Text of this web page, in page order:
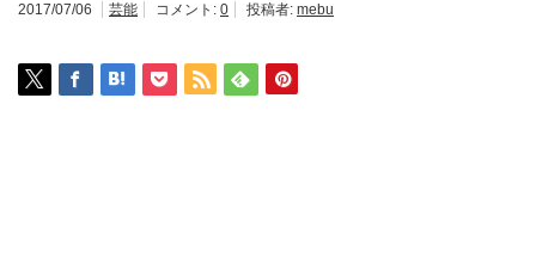
2017/07/06 芸能 コメント: 0 投稿者: mebu